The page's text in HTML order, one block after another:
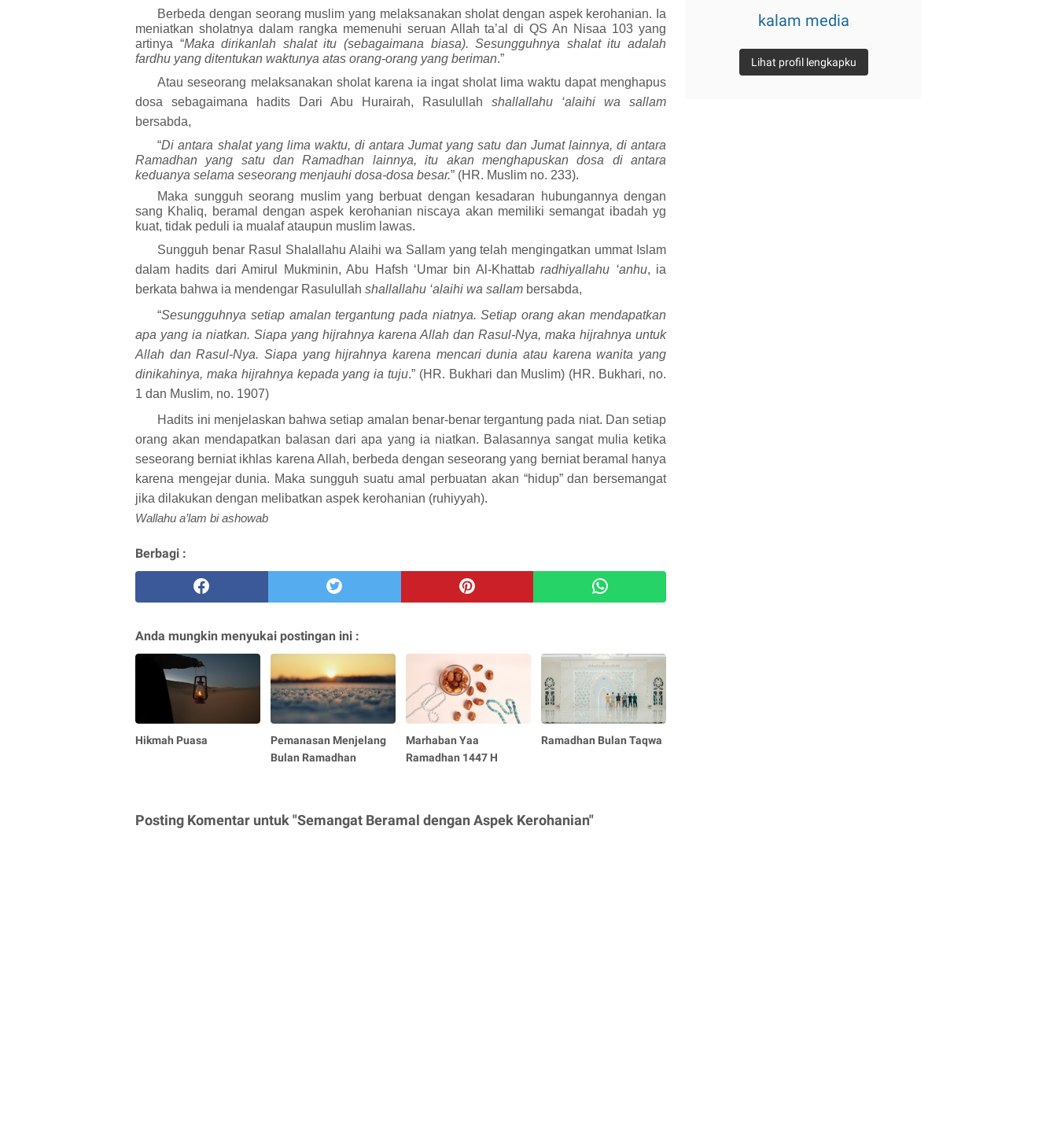
Berbeda dengan seorang muslim yang melaksanakan sholat dengan aspek kerohanian. Ia
meniatkan sholatnya dalam rangka memenuhi seruan Allah ta’al
di QS An Nisaa 103 yang
artinya “Maka dirikanlah shalat itu (sebagaimana biasa). Sesungguhnya shalat itu adalah
fardhu yang ditentukan waktunya atas orang-orang yang beriman.”
Atau seseorang melaksanakan sholat karena ia ingat sholat lima waktu dapat menghapus
dosa sebagaimana hadits Dari Abu Hurairah, Rasulullah shallallahu ‘alaihi wa sallam
bersabda,
“Di antara shalat yang lima waktu, di antara Jumat yang satu dan Jumat lainnya, di antara
Ramadhan yang satu dan Ramadhan lainnya, itu akan menghapuskan dosa di antara
keduanya selama seseorang menjauhi dosa-dosa besar.” (HR. Muslim no. 233).
Maka sungguh seorang muslim yang berbuat dengan kesadaran hubungannya dengan
sang Khaliq, beramal dengan aspek kerohanian niscaya akan memiliki semangat ibadah yg
kuat, tidak peduli ia mualaf ataupun muslim lawas.
Sungguh benar Rasul Shalallahu Alaihi wa Sallamyang telah mengingatkan ummat Islam
dalam hadits dari Amirul Mukminin, Abu Hafsh ‘Umar bin Al-Khattabradhiyallahu ‘anhu, ia
berkata bahwa ia mendengar Rasulullah shallallahu ‘alaihi wa sallam bersabda,
“Sesungguhnya setiap amalan tergantung pada niatnya. Setiap orang akan mendapatkan
apa yang ia niatkan. Siapa yang hijrahnya karena Allah dan Rasul-Nya, maka hijrahnya untuk
Allah dan Rasul-Nya. Siapa yang hijrahnya karena mencari dunia atau karena wanita yang
dinikahinya, maka hijrahnya kepada yang ia tuju.” (HR. Bukhari dan Muslim) (HR. Bukhari, no.
1 dan Muslim, no. 1907)
Hadits ini menjelaskan bahwa setiap amalan benar-benar tergantung pada niat. Dan setiap
orang akan mendapatkan balasan dari apa yang ia niatkan. Balasannya sangat mulia ketika
seseorang berniat ikhlas karena Allah, berbeda dengan seseorang yang berniat beramal hanya
karena mengejar dunia. Maka sungguh suatu amal perbuatan akan “hidup” dan bersemangat
jika dilakukan dengan melibatkan aspek kerohanian (ruhiyyah).
Wallahu a’lam bi ashowab
Berbagi :
Anda mungkin menyukai postingan ini :
Hikmah Puasa
Pemanasan Menjelang
Bulan Ramadhan
Marhaban Yaa
Ramadhan 1447 H
Ramadhan Bulan Taqwa
Posting Komentar untuk "Semangat Beramal dengan Aspek Kerohanian"
kalam media
Lihat profil lengkapku